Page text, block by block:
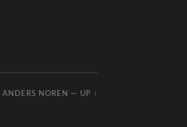
ANDERS NOREN — UP ↑